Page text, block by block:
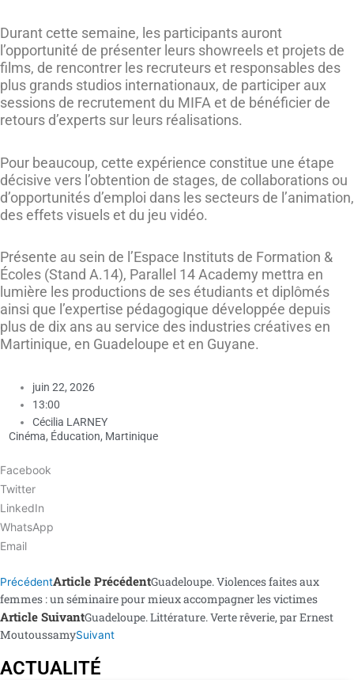
Durant cette semaine, les participants auront
l’opportunité de présenter leurs showreels et projets de
films, de rencontrer les recruteurs et responsables des
plus grands studios internationaux, de participer aux
sessions de recrutement du MIFA et de bénéficier de
retours d’experts sur leurs réalisations.
Pour beaucoup, cette expérience constitue une étape
décisive vers l’obtention de stages, de collaborations ou
d’opportunités d’emploi dans les secteurs de l’animation,
des effets visuels et du jeu vidéo.
Présente au sein de l’Espace Instituts de Formation &
Écoles (Stand A.14), Parallel 14 Academy mettra en
lumière les productions de ses étudiants et diplômés
ainsi que l’expertise pédagogique développée depuis
plus de dix ans au service des industries créatives en
Martinique, en Guadeloupe et en Guyane.
juin 22, 2026
13:00
Cécilia LARNEY
Cinéma, Éducation, Martinique
Facebook
Twitter
LinkedIn
WhatsApp
Email
PrécédentArticle PrécédentGuadeloupe. Violences faites aux
femmes : un séminaire pour mieux accompagner les victimes
Article SuivantGuadeloupe. Littérature. Verte rêverie, par Ernest
MoutoussamySuivant
ACTUALITÉ